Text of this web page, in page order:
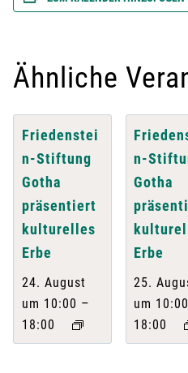
Ähnliche
Friedenstei
n-Stiftung
Gotha
präsentiert
kulturelles
Erbe
24. August
um 10:00 –
18:00
n-
Gotha
Erbe
25.
um 10:00
18:00